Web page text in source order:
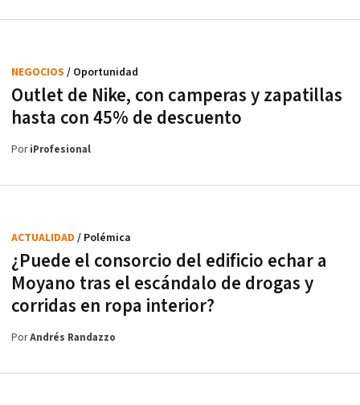
Outlet de Nike, con camperas y zapatillas
hasta con 45% de descuento
NEGOCIOS / Oportunidad
PoriProfesional
¿Puede el consorcio del edificio echar a
Moyano tras el escándalo de drogas y
corridas en ropa interior?
ACTUALIDAD / Polémica
PorAndrés Randazzo